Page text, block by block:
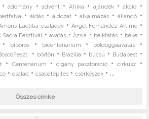
•adomány •advent • Afrika • ajándék•akció •
•áldás • áldozat •alkalmazás • állandó•
Laetitia-családév •Ángel Fernández Artime•
Sacra Fesztivál •avatás •Ázsia • beiktatás • béke •
bíboros • bicentenárium • boldoggáavatás•
• börtön • Brazília • búcsú • Budapest •
• Centenárium •cigány pasztoráció•cirkusz •
•család •csapatépítés •cserkészek • ...
Összes címke